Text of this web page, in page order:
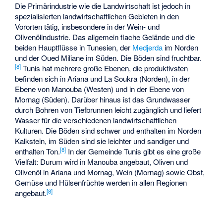
Die Primärindustrie wie die Landwirtschaft ist jedoch in
spezialisierten landwirtschaftlichen Gebieten in den
Vororten tätig, insbesondere in der Wein- und
Olivenölindustrie. Das allgemein flache Gelände und die
beiden Hauptflüsse in Tunesien, der Medjerda im Norden
und derOued Miliane im Süden. Die Böden sind fruchtbar.
[8] Tunis hat mehrere große Ebenen, die produktivsten
befinden sich in Ariana und La Soukra (Norden), in der
Ebene von Manouba (Westen) und in der Ebene von
Mornag (Süden). Darüber hinaus ist das Grundwasser
durch Bohren von Tiefbrunnen leicht zugänglich und liefert
Wasser für die verschiedenen landwirtschaftlichen
Kulturen. Die Böden sind schwer und enthalten im Norden
Kalkstein, im Süden sind sie leichter und sandiger und
enthalten Ton.[8] In der Gemeinde Tunis gibt es eine große
Vielfalt: Durum wird in Manouba angebaut, Oliven und
Olivenöl in Ariana und Mornag, Wein (Mornag) sowie Obst,
Gemüse und Hülsenfrüchte werden in allen Regionen
angebaut.[8]